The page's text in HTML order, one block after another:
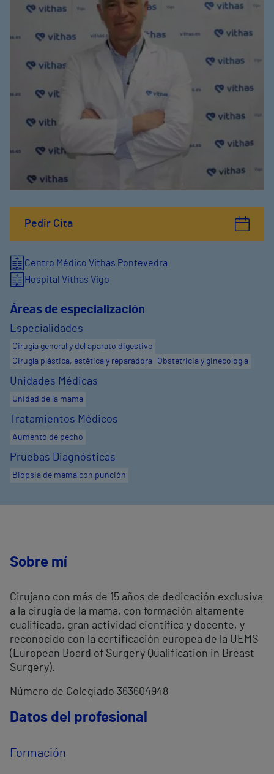
Pedir Cita
Centro Médico Vithas Pontevedra
Hospital Vithas Vigo
Áreas de especialización
Especialidades
Cirugía general y del aparato digestivo
Cirugía plástica, estética y reparadora
Obstetricia y ginecología
Unidades Médicas
Unidad de la mama
Tratamientos Médicos
Aumento de pecho
Pruebas Diagnósticas
Biopsia de mama con punción
Sobre mí
Cirujano con más de 15 años de dedicación exclusiva
a la cirugía de la mama, con formación altamente
cualificada, gran actividad científica y docente, y
reconocido con la certificación europea de la UEMS
(European Board of Surgery Qualification in Breast
Surgery).
Número de Colegiado 363604948
Datos del profesional
Formación